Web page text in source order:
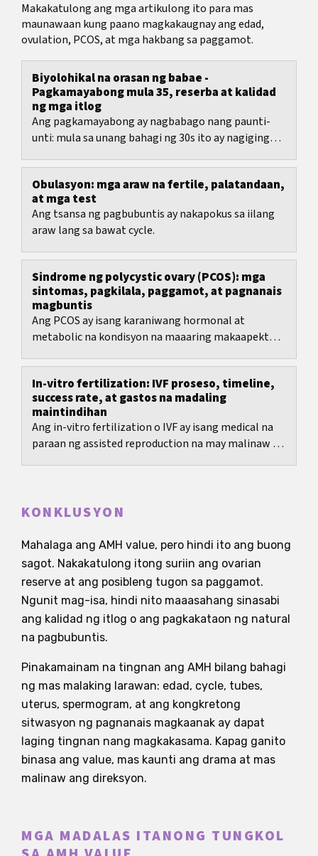
Makakatulong ang mga artikulong ito para mas
maunawaan kung paano magkakaugnay ang edad,
ovulation, PCOS, at mga hakbang sa paggamot.
Biyolohikal na orasan ng babae -
Pagkamayabong mula 35, reserba at kalidad
ng mga itlog
Ang pagkamayabong ay nagbabago nang paunti-
unti: mula sa unang bahagi ng 30s ito ay nagiging
pagbaba,...
Obulasyon: mga araw na fertile, palatandaan,
at mga test
Ang tsansa ng pagbubuntis ay nakapokus sa iilang
araw lang sa bawat cycle.
Sindrome ng polycystic ovary (PCOS): mga
sintomas, pagkilala, paggamot, at pagnanais
magbuntis
Ang PCOS ay isang karaniwang hormonal at
metabolic na kondisyon na maaaring makaapekto
In-vitro fertilization: IVF proseso, timeline,
success rate, at gastos na madaling
maintindihan
Ang in-vitro fertilization o IVF ay isang medical na
paraan ng assisted reproduction na may malinaw na
KONKLUSYON
Mahalaga ang AMH value, pero hindi ito ang buong
sagot. Nakakatulong itong suriin ang ovarian
reserve at ang posibleng tugon sa paggamot.
Ngunit mag-isa, hindi nito maaasahang sinasabi
ang kalidad ng itlog o ang pagkakataon ng natural
na pagbubuntis.
Pinakamainam na tingnan ang AMH bilang bahagi
ng mas malaking larawan: edad, cycle, tubes,
uterus, spermogram, at ang kongkretong
sitwasyon ng pagnanais magkaanak ay dapat
laging tingnan nang magkakasama. Kapag ganito
binasa ang value, mas kaunti ang drama at mas
malinaw ang direksyon.
MGA MADALAS ITANONG TUNGKOL